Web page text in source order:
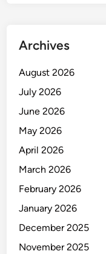
Archives
August 2026
July 2026
June 2026
May 2026
April 2026
March 2026
February 2026
January 2026
December 2025
November 2025